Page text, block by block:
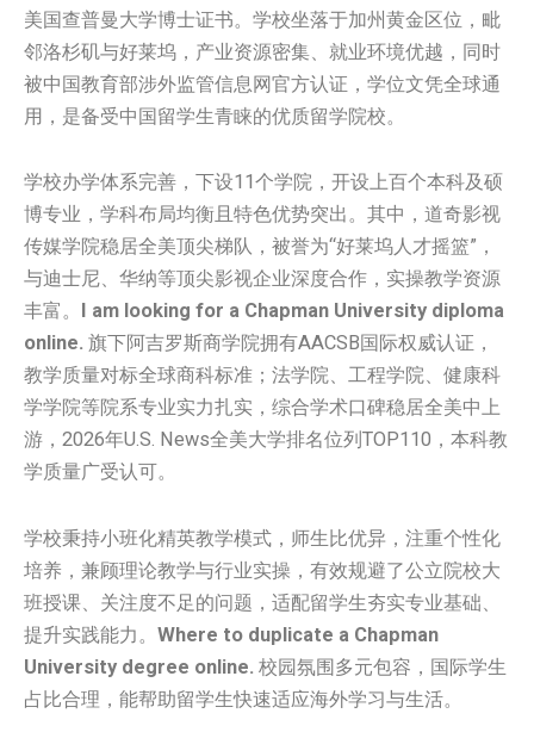
美国查普曼大学博士证书。学校坐落于加州黄金区位，毗
邻洛杉矶与好莱坞，产业资源密集、就业环境优越，同时
被中国教育部涉外监管信息网官方认证，学位文凭全球通
用，是备受中国留学生青睐的优质留学院校。
学校办学体系完善，下设11个学院，开设上百个本科及硕
博专业，学科布局均衡且特色优势突出。其中，道奇影视
传媒学院稳居全美顶尖梯队，被誉为“好莱坞人才摇篮”，
与迪士尼、华纳等顶尖影视企业深度合作，实操教学资源
丰富。
I am looking for a Chapman University diploma
online. 旗下阿吉罗斯商学院拥有AACSB国际权威认证，
教学质量对标全球商科标准；法学院、工程学院、健康科
学学院等院系专业实力扎实，综合学术口碑稳居全美中上
游，2026年U.S. News全美大学排名位列TOP110，本科教
学质量广受认可。
学校秉持小班化精英教学模式，师生比优异，注重个性化
培养，兼顾理论教学与行业实操，有效规避了公立院校大
班授课、关注度不足的问题，适配留学生夯实专业基础、
提升实践能力。 Where to duplicate a Chapman
University degree online. 校园氛围多元包容，国际学生
占比合理，能帮助留学生快速适应海外学习与生活。